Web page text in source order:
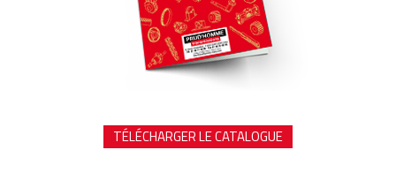
TÉLÉCHARGER LE CATALOGUE